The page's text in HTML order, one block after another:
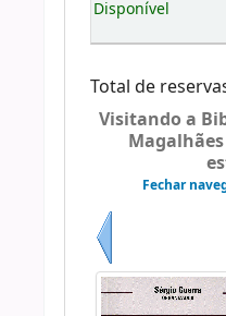
Disponível
Total de
Visitando a
Fechar
Anterior